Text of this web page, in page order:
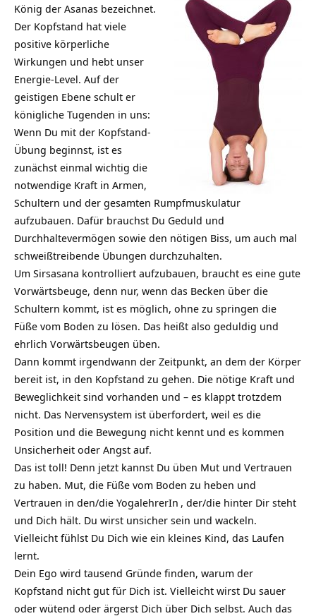
König der Asanas bezeichnet.
Der Kopfstand hat viele
positive körperliche
Wirkungen und hebt unser
Energie-Level. Auf der
geistigen Ebene schult er
königliche Tugenden in uns:
Wenn Du mit der Kopfstand-
Übung beginnst, ist es
zunächst einmal wichtig die
notwendige Kraft in Armen,
Schultern und der gesamten Rumpfmuskulatur
aufzubauen. Dafür brauchst Du Geduld und
Durchhaltevermögen sowie den nötigen Biss, um auch mal
schweißtreibende Übungen durchzuhalten.
Um Sirsasana kontrolliert aufzubauen, braucht es eine gute
Vorwärtsbeuge, denn nur, wenn das Becken über die
Schultern kommt, ist es möglich, ohne zu springen die
Füße vom Boden zu lösen. Das heißt also geduldig und
ehrlich Vorwärtsbeugen üben.
Dann kommt irgendwann der Zeitpunkt, an dem der Körper
bereit ist, in den Kopfstand zu gehen. Die nötige Kraft und
Beweglichkeit sind vorhanden und – es klappt trotzdem
nicht. Das Nervensystem ist überfordert, weil es die
Position und die Bewegung nicht kennt und es kommen
Unsicherheit oder Angst auf.
Das ist toll! Denn jetzt kannst Du üben Mut und Vertrauen
zu haben. Mut, die Füße vom Boden zu heben und
Vertrauen in den/die YogalehrerIn , der/die hinter Dir steht
und Dich hält. Du wirst unsicher sein und wackeln.
Vielleicht fühlst Du Dich wie ein kleines Kind, das Laufen
lernt.
Dein Ego wird tausend Gründe finden, warum der
Kopfstand nicht gut für Dich ist. Vielleicht wirst Du sauer
oder wütend oder ärgerst Dich über Dich selbst. Auch das